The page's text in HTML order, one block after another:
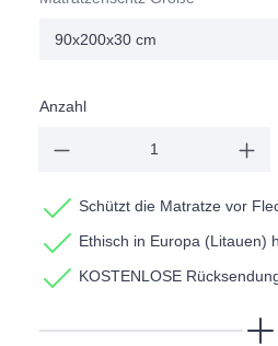
Anzahl
Schützt die Matratze vor
Ethisch in Europa (Litauen)
KOSTENLOSE